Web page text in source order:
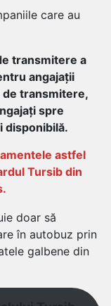
care au
transmitere a
angajații
de transmitere,
spre
disponibilă.
astfel
Tursib din
doar să
în autobuz prin
galbene din